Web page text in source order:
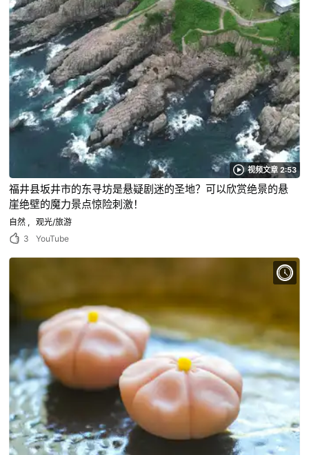
视频文章 2:53
福井县坂井市的东寻坊是悬疑剧迷的圣地？可以欣赏绝景的悬
崖绝壁的魔力景点惊险刺激！
自然
观光/旅游
3
YouTube